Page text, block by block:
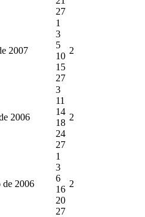
27
2007
1
3
5
10
15
27
2
2006
3
11
14
18
24
27
2
2006
1
3
6
16
20
27
2